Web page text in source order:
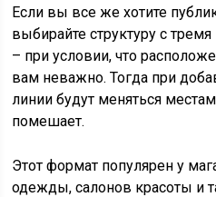
Если вы все же хотите
выбирайте структуру с
– при условии, что
вам неважно. Тогда при
линии будут меняться
помешает.
Этот формат популярен у
одежды, салонов красоты и